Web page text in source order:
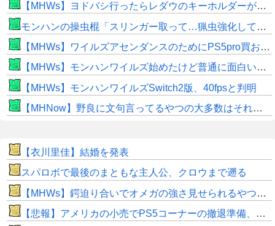
【MHWs】ヨドバシ行ったらレダウのキーホルダーが100円で売ってて草
モンハンの操虫棍「スリンガー取って…猟虫強化して…エキス取って… よし、戦うぞ」←これ
【MHWs】ワイルズアセンダンスのためにPS5pro買おうとしたら転売価格ばかりじゃねーか
【MHWs】モンハンワイルズ始めたけど普通に面白いじゃん
【MHWs】モンハンワイルズSwitch2版、40fpsと判明
【MHNow】野良に文句言ってるやつの大多数はそれしてないだけの雑魚だから聞く耳持つだけムダよ
【衣川里佳】結婚を発表
スパロボで最後のまともな主人公、クロウまで遡る
【MHWs】鍔迫り合いでオメガの強さ見せられるやつ一番すき
【悲報】アメリカの小売でPS5コーナーの撤退準備、はじまる